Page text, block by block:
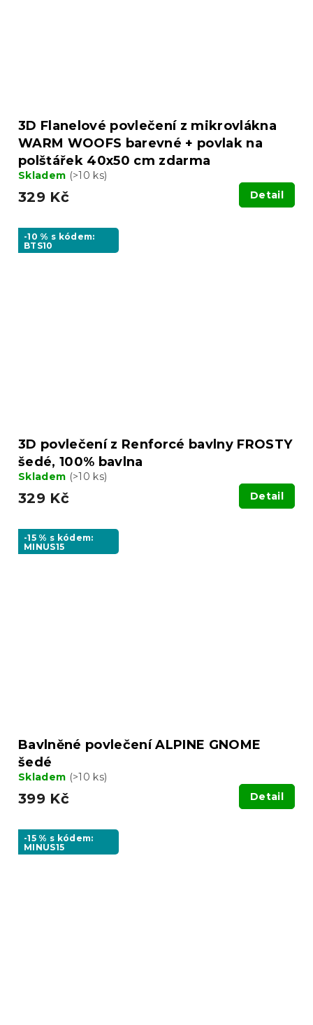
3D Flanelové povlečení z mikrovlákna
WARM WOOFS barevné + povlak na
polštářek 40x50 cm zdarma
Skladem (>10 ks)
329 Kč Detail
-10 % s kódem:
BTS10
3D povlečení z Renforcé bavlny FROSTY
šedé, 100% bavlna
Skladem (>10 ks)
329 Kč Detail
-15 % s kódem:
MINUS15
Bavlněné povlečení ALPINE GNOME
šedé
Skladem (>10 ks)
399 Kč Detail
-15 % s kódem:
MINUS15